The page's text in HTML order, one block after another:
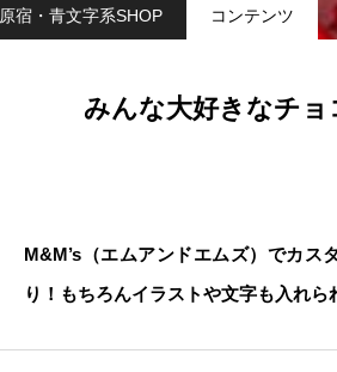
原宿・青文字系SHOP コンテンツ
みんな大好きなチ
M&M’s（エムアンドエムズ）でカス
り！もちろんイラストや文字も入れ